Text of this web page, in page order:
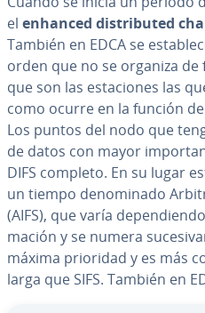
el enhanced di­s­tri­bu­ted
También en EDCA se
orden que no se organiza
que son las es­ta­cio­nes las
como ocurre en la función
Los puntos del nodo que
de datos con mayor
DIFS completo. En su lugar
un tiempo de­no­mi­na­do
(AIFS), que varía
ma­ción y se numera
máxima prioridad y es más
larga que SIFS. También en